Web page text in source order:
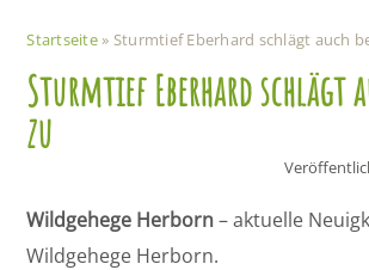
Startseite» Sturmtief Eberhard schlägt auch
Sturmtief Eberhard schlägt
zu
Wildgehege Herborn– aktuelle
Wildgehege Herborn.